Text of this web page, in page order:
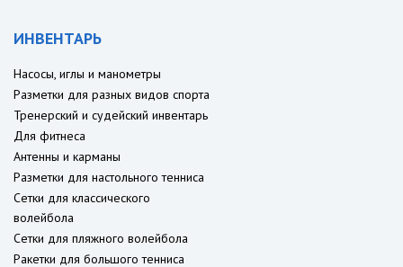
ИНВЕНТАРЬ
Насосы, иглы и манометры
Разметки для разных видов спорта
Тренерский и судейский инвентарь
Для фитнеса
Антенны и карманы
Разметки для настольного тенниса
Сетки для классического
волейбола
Сетки для пляжного волейбола
Ракетки для большого тенниса